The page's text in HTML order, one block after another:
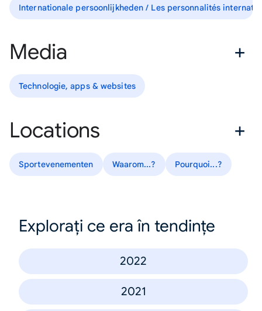
Internationale persoonlijkheden / Les personnalités
Media
Technologie, apps & websites
Locations
Sportevenementen Waarom...? Pourquoi...?
Explorați ce era în tendințe
2022
2021